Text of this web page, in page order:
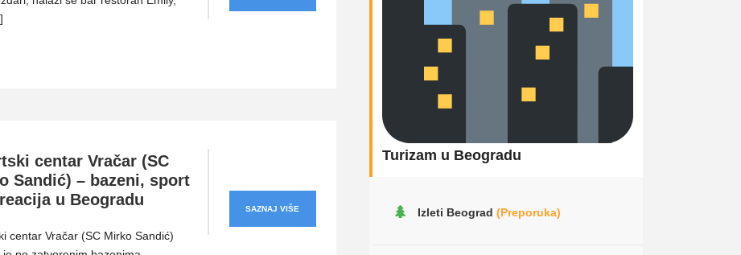
centar Vračar (SC
Sandić) – bazeni, sport
u Beogradu
centar Vračar (SC Mirko Sandić)
SAZNAJ VIŠE
Turizam u Beogradu
Izleti Beograd (Preporuka)